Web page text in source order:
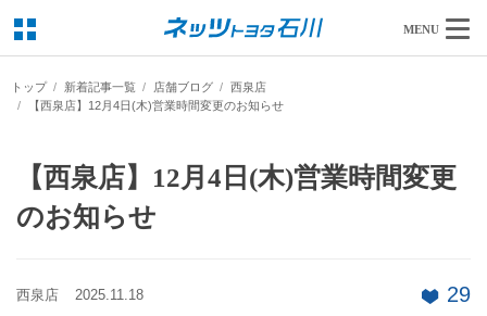
MENU
トップ 新着記事一覧 店舗ブログ
西泉店
【西泉店】12月4日(木)営業時間変更のお知らせ
【西泉店】12月4日(木)営業時間変更
のお知らせ
西泉店 2025.11.18 29